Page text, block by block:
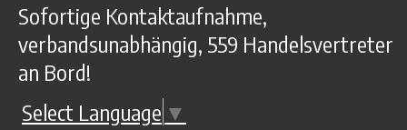
Sofortige Kontaktaufnahme,
verbandsunabhängig, 559 Handelsvertreter
an Bord!
Select Language ▼